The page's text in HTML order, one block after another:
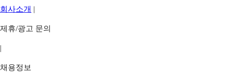
회사소개 |
제휴/광고 문의
|
채용정보